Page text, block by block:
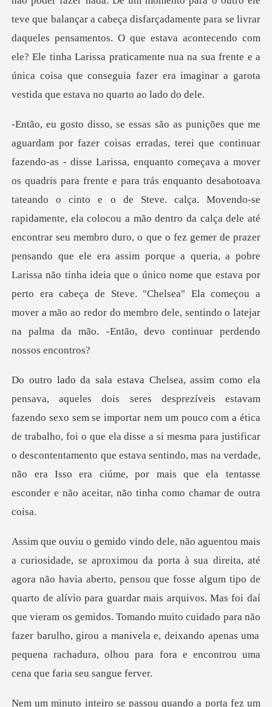
teve que balança
tateando o cinto e o de Steve. calça. Movendo-se
rapidamente, ela colocou a mão dentro da calça dele até
encontrar seu membro duro, o que o fez gemer de prazer
pensando que ele era assim porque a queria, a pobre
Larissa
tar nem um pouco com a ética
de trabalho, foi o que ela disse a si mesma para justificar
o descontentamento que estava sentindo
sou que fosse algum tipo de
quarto de alívio para guardar mais arquivos. Mas foi daí
que vieram os gemidos. Tomando muito cuidado para não